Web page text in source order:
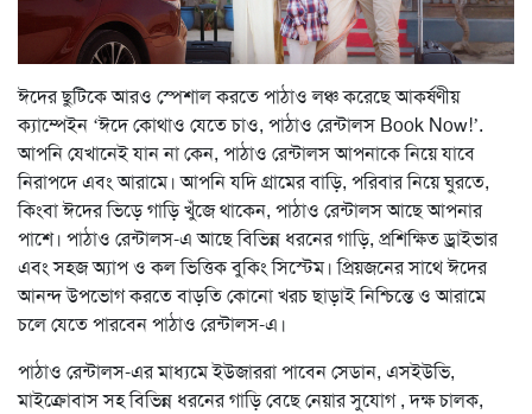
ঈদের ছুটিকে আরও স্পেশাল করতে পাঠাও লঞ্চ করেছে আকর্ষণীয়
ক্যাম্পেইন ‘ঈদে কোথাও যেতে চাও, পাঠাও রেন্টালস Book Now!’.
আপনি যেখানেই যান না কেন, পাঠাও রেন্টালস আপনাকে নিয়ে যাবে
নিরাপদে এবং আরামে। আপনি যদি গ্রামের বাড়ি, পরিবার নিয়ে ঘুরতে,
কিংবা ঈদের ভিড়ে গাড়ি খুঁজে থাকেন, পাঠাও রেন্টালস আছে আপনার
পাশে। পাঠাও রেন্টালস-এ আছে বিভিন্ন ধরনের গাড়ি, প্রশিক্ষিত ড্রাইভার
এবং সহজ অ্যাপ ও কল ভিত্তিক বুকিং সিস্টেম। প্রিয়জনের সাথে ঈদের
আনন্দ উপভোগ করতে বাড়তি কোনো খরচ ছাড়াই নিশ্চিন্তে ও আরামে
চলে যেতে পারবেন পাঠাও রেন্টালস-এ।
পাঠাও রেন্টালস-এর মাধ্যমে ইউজাররা পাবেন সেডান, এসইউভি,
মাইক্রোবাস সহ বিভিন্ন ধরনের গাড়ি বেছে নেয়ার সুযোগ , দক্ষ চালক,